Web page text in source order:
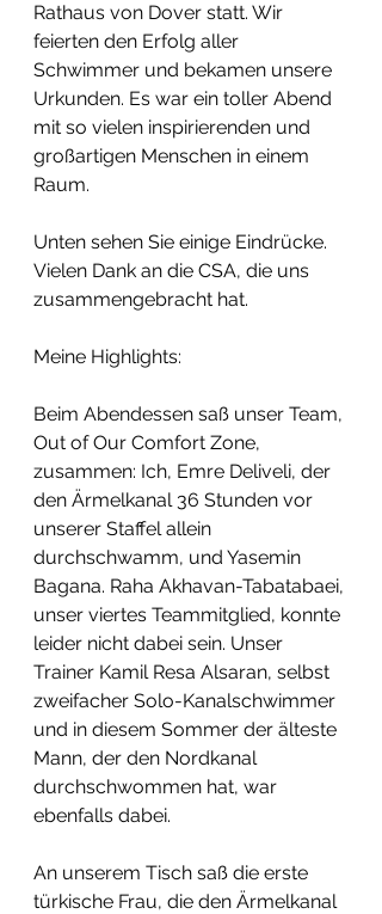
Rathaus von Dover statt. Wir
feierten den Erfolg aller
Schwimmer und bekamen unsere
Urkunden. Es war ein toller Abend
mit so vielen inspirierenden und
großartigen Menschen in einem
Raum.
Unten sehen Sie einige Eindrücke.
Vielen Dank an die CSA, die uns
zusammengebracht hat.
Meine Highlights:
Beim Abendessen saß unser Team,
Out of Our Comfort Zone,
zusammen: Ich, Emre Deliveli, der
den Ärmelkanal 36 Stunden vor
unserer Staffel allein
durchschwamm, und Yasemin
Bagana. Raha Akhavan-Tabatabaei,
unser viertes Teammitglied, konnte
leider nicht dabei sein. Unser
Trainer Kamil Resa Alsaran, selbst
zweifacher Solo-Kanalschwimmer
und in diesem Sommer der älteste
Mann, der den Nordkanal
durchschwommen hat, war
ebenfalls dabei.
An unserem Tisch saß die erste
türkische Frau, die den Ärmelkanal